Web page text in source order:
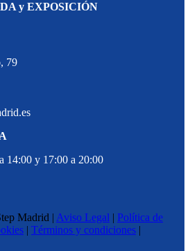
y EXPOSICIÓN
79
14:00 y 17:00 a 20:00
Madrid | Aviso Legal | Política de
| Términos y condiciones |